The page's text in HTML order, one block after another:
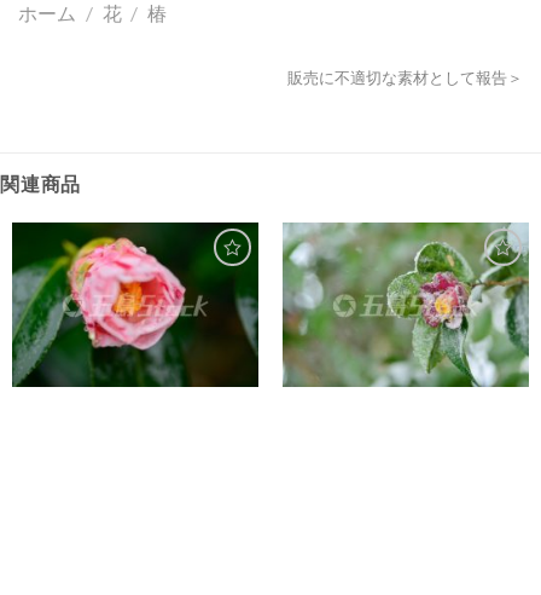
ホーム / 花 / 椿
販売に不適切な素材として報告＞
関連商品